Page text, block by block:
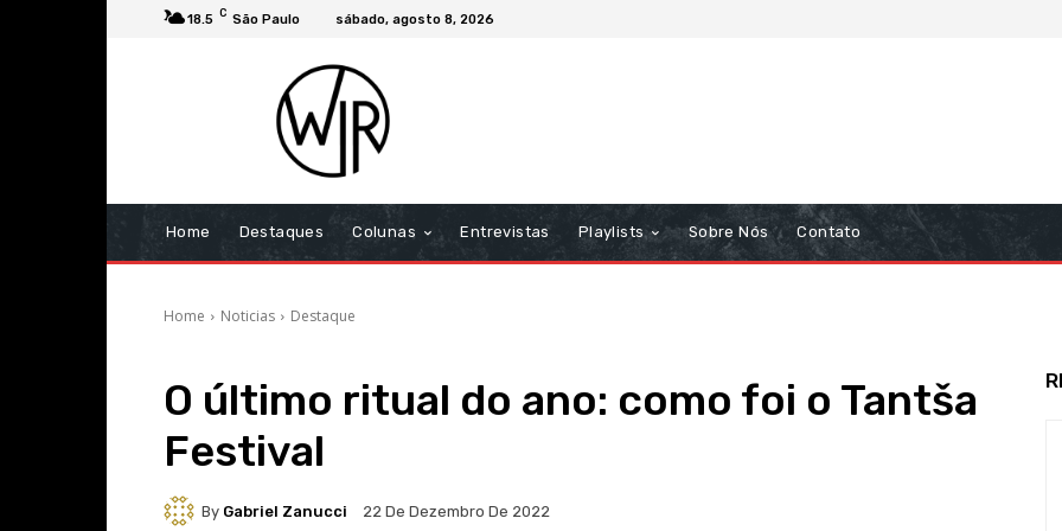
18.5 C São Paulo sábado, agosto 8, 2026
Home Destaques Colunas Entrevistas Playlists Sobre Nós Contato
Home Noticias Destaque
O último ritual do ano: como foi o Tantša
Festival
By Gabriel Zanucci 22 De Dezembro De 2022